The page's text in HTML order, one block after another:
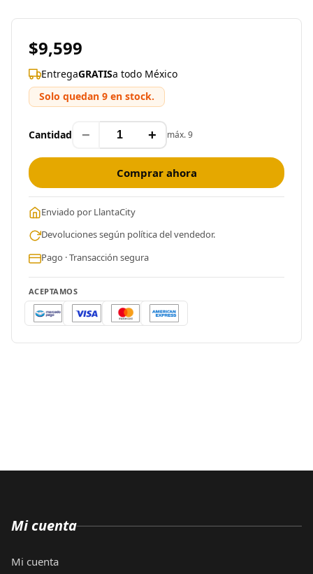
$9,599
EntregaGRATISa todo México
Solo quedan 9 en stock.
Cantidad − + máx. 9
Comprar ahora
Enviado por LlantaCity
Devoluciones según política del vendedor.
Pago · Transacción segura
ACEPTAMOS
Mi cuenta
Mi cuenta